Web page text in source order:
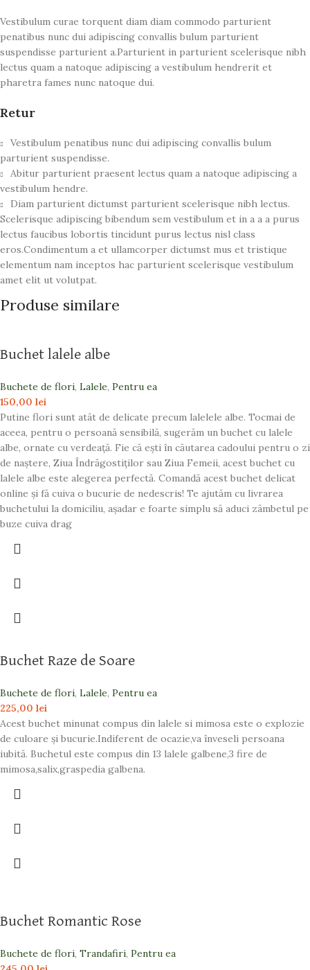
Vestibulum curae torquent diam diam commodo parturient
penatibus nunc dui adipiscing convallis bulum parturient
suspendisse parturient a.Parturient in parturient scelerisque nibh
lectus quam a natoque adipiscing a vestibulum hendrerit et
pharetra fames nunc natoque dui.
Retur
Vestibulum penatibus nunc dui adipiscing convallis bulum
parturient suspendisse.
Abitur parturient praesent lectus quam a natoque adipiscing a
vestibulum hendre.
Diam parturient dictumst parturient scelerisque nibh lectus.
Scelerisque adipiscing bibendum sem vestibulum et in a a a purus
lectus faucibus lobortis tincidunt purus lectus nisl class
eros.Condimentum a et ullamcorper dictumst mus et tristique
elementum nam inceptos hac parturient scelerisque vestibulum
amet elit ut volutpat.
Produse similare
Buchet lalele albe
Buchete de flori, Lalele, Pentru ea
150,00 lei
Putine flori sunt atât de delicate precum lalelele albe. Tocmai de
aceea, pentru o persoană sensibilă, sugerăm un buchet cu lalele
albe, ornate cu verdeaţă. Fie că ești în căutarea cadoului pentru o zi
de naștere, Ziua Îndrăgostiților sau Ziua Femeii, acest buchet cu
lalele albe este alegerea perfectă. Comandă acest buchet delicat
online şi fă cuiva o bucurie de nedescris! Te ajutăm cu livrarea
buchetului la domiciliu, aşadar e foarte simplu să aduci zâmbetul pe
buze cuiva drag
Buchet Raze de Soare
Buchete de flori, Lalele, Pentru ea
225,00 lei
Acest buchet minunat compus din lalele si mimosa este o explozie
de culoare și bucurie.Indiferent de ocazie,va înveseli persoana
iubită. Buchetul este compus din 13 lalele galbene,3 fire de
mimosa,salix,graspedia galbena.
Buchet Romantic Rose
Buchete de flori, Trandafiri, Pentru ea